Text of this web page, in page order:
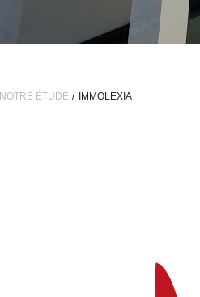
NOTRE ÉTUDE IMMOLEXIA